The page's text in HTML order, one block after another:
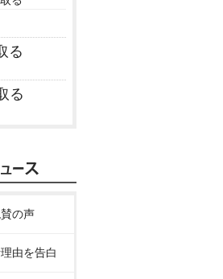
る
る
の声
由を告白